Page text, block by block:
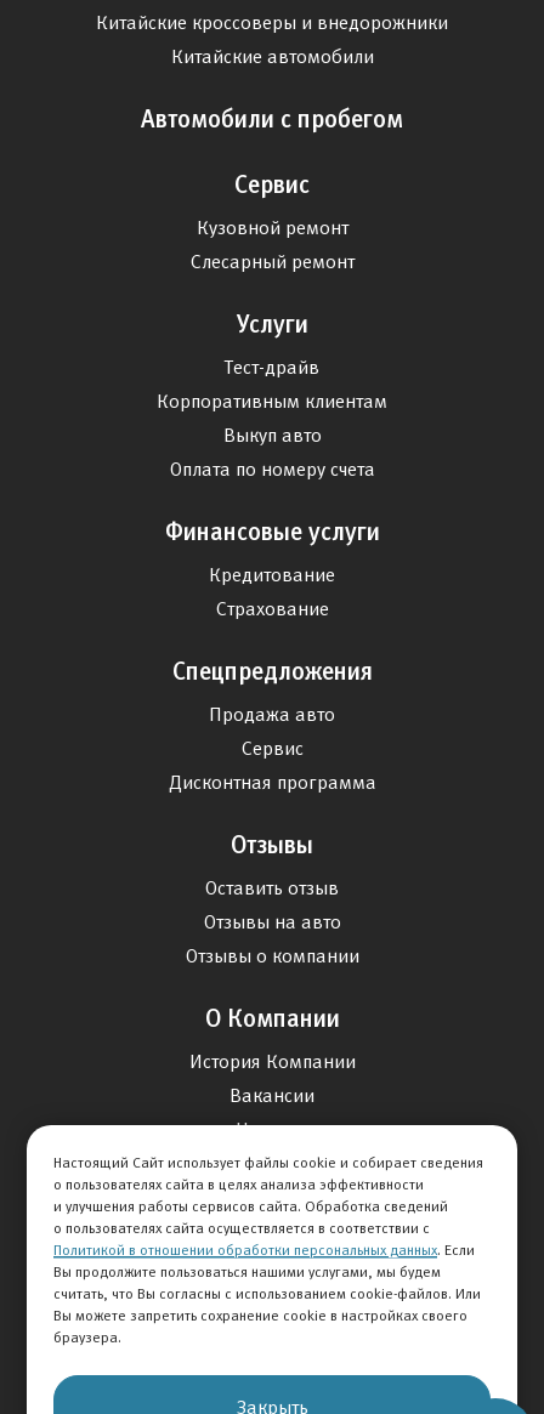
Китайские кроссоверы и внедорожники
Китайские автомобили
Автомобили с пробегом
Сервис
Кузовной ремонт
Слесарный ремонт
Услуги
Тест-драйв
Корпоративным клиентам
Выкуп авто
Оплата по номеру счета
Финансовые услуги
Кредитование
Страхование
Спецпредложения
Продажа авто
Сервис
Дисконтная программа
Отзывы
Оставить отзыв
Отзывы на авто
Отзывы о компании
О Компании
История Компании
Вакансии
Новости
Карта сайта
Контакты
+7 495 292-60-60
Настоящий Сайт использует файлы cookie и собирает сведения
о пользователях сайта в целях анализа эффективности
и улучшения работы сервисов сайта. Обработка сведений
о пользователях сайта осуществляется в соответствии с
Политикой в отношении обработки персональных данных. Если
Вы продолжите пользоваться нашими услугами, мы будем
считать, что Вы согласны с использованием cookie-файлов. Или
Вы можете запретить сохранение cookie в настройках своего
браузера.
Закрыть